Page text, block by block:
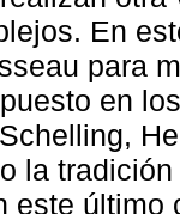
En
para
en
la
este